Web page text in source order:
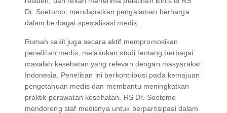
Dr. Soetomo, mendapatkan pengalaman berharga
dalam berbagai spesialisasi medis.
Rumah sakit juga secara aktif mempromosikan
penelitian medis, melakukan studi tentang berbagai
masalah kesehatan yang relevan dengan masyarakat
Indonesia. Penelitian ini berkontribusi pada kemajuan
pengetahuan medis dan membantu meningkatkan
praktik perawatan kesehatan. RS Dr. Soetomo
mendorong staf medisnya untuk berpartisipasi dalam